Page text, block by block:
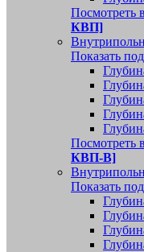
Посмотреть
КВП]
Показать
Посмотреть
КВП-В]
Показать